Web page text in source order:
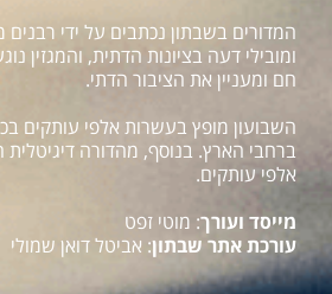
המדורים בשבתון נכתבים על ידי רבנים
ומובילי דעה בציונות הדתית, והמגזין
חם ומעניין את הציבור הדתי.
ברחבי הארץ. בנוסף, מהדורה
אלפי עותקים.
מייסד ועורך: מוטי זפט
עורכת אתר שבתון: אביטל דואן שמולי